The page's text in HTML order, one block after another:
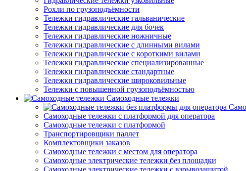
Рохли по грузоподъёмности
Тележки гидравлические гальванические
Тележки гидравлические для бочек
Тележки гидравлические ножничные
Тележки гидравлические с длинными вилами
Тележки гидравлические с короткими вилами
Тележки гидравлические специализированные
Тележки гидравлические стандартные
Тележки гидравлические широковильные
Тележки с повышенной грузоподъёмностью
Самоходные тележки
Самоходные тележки с платформой для оператора
Самоходные тележки с платформой
Транспортировщики паллет
Комплектовщики заказов
Самоходные тележки с местом для оператора
Самоходные электрические тележки без площадки
Самоходные электрические тележки с взрывозащитой